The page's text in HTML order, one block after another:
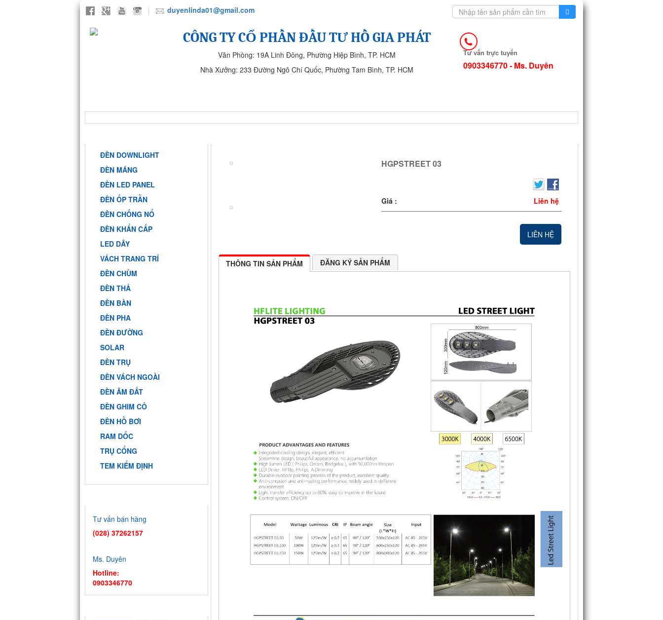
duyenlinda01@gmail.com
CÔNG TY CỔ PHẦN ĐẦU TƯ HỒ GIA PHÁT
Văn Phòng: 19A Linh Đông, Phường Hiệp Bình, TP. HCM
Nhà Xưởng: 233 Đường Ngô Chí Quốc, Phường Tam Bình, TP. HCM
Tư vấn trực tuyến
0903346770 - Ms. Duyên
ĐÈN DOWNLIGHT
ĐÈN MÁNG
ĐÈN LED PANEL
ĐÈN ỐP TRẦN
ĐÈN CHỐNG NỔ
ĐÈN KHẨN CẤP
LED DÂY
VÁCH TRANG TRÍ
ĐÈN CHÙM
ĐÈN THẢ
ĐÈN BÀN
ĐÈN PHA
ĐÈN ĐƯỜNG
SOLAR
ĐÈN TRỤ
ĐÈN VÁCH NGOÀI
ĐÈN ÂM ĐẤT
ĐÈN GHIM CỎ
ĐÈN HỒ BƠI
RAM DỐC
TRỤ CỔNG
TEM KIỂM ĐỊNH
Tư vấn bán hàng
(028) 37262157
Ms. Duyên
Hotline:
0903346770
HGPSTREET 03
Giá : Liên hệ
LIÊN HỆ
THÔNG TIN SẢN PHẨM ĐĂNG KÝ SẢN PHẨM